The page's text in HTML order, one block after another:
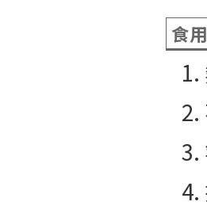
食
2.
3.
4.